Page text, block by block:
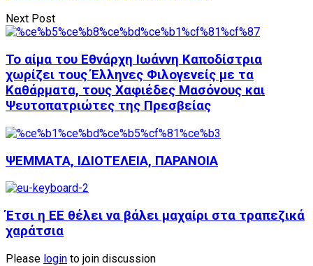
Next Post
Το αίμα του Εθνάρχη Ιωάννη Καποδίστρια
χωρίζει τους Έλληνες Φιλογενείς με τα
Καθάρματα, τους Χαφιέδες Μασόνους και
Ψευτοπατριώτες της Πρεσβείας
ΨΕΜΜΑΤΑ, ΙΔΙΟΤΕΛΕΙΑ, ΠΑΡΑΝΟΙΑ
Έτσι η ΕΕ θέλει να βάλει μαχαίρι στα τραπεζικά
χαράτσια
Please login to join discussion